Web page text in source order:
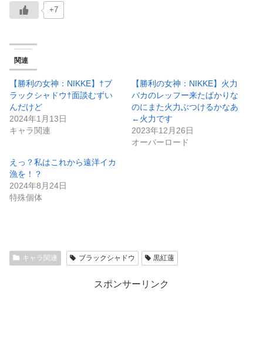
+7
関連
【勝利の女神：NIKKE】†ブ
ラックシャドウ†面談むずい
んだけど
2024年1月13日
キャラ関連
【勝利の女神：NIKKE】火力
バカのレッフー来たばかりな
のにまた火力ぶつけるかなあ
←火力です
2023年12月26日
オーバーロード
えっ？私はこれから遠洋イカ
漁を！？
2024年8月24日
特殊個体
キャラ関連 ブラックシャドウ 黒紅蓮
スポンサーリンク